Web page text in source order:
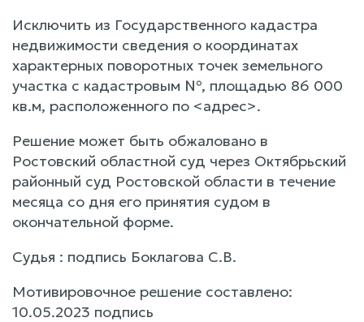
Исключить из Государственного кадастра
недвижимости сведения о координатах
характерных поворотных точек земельного
участка с кадастровым №, площадью 86 000
кв.м, расположенного по <адрес>.
Решение может быть обжаловано в
Ростовский областной суд через Октябрьский
районный суд Ростовской области в течение
месяца со дня его принятия судом в
окончательной форме.
Судья : подпись Боклагова С.В.
Мотивировочное решение составлено:
10.05.2023 подпись